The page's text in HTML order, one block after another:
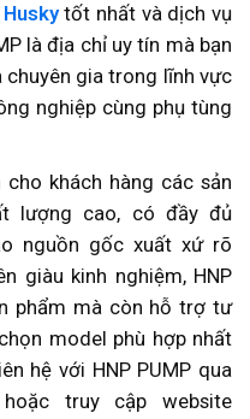
tốt nhất và dịch vụ
là địa chỉ uy tín mà bạn
chuyên gia trong lĩnh vực
nghiệp cùng phụ tùng
khách hàng các sản
lượng cao, có đầy đủ
nguồn gốc xuất xứ rõ
giàu kinh nghiệm, HNP
phẩm mà còn hỗ trợ tư
model phù hợp nhất
hệ với HNP PUMP qua
truy cập website